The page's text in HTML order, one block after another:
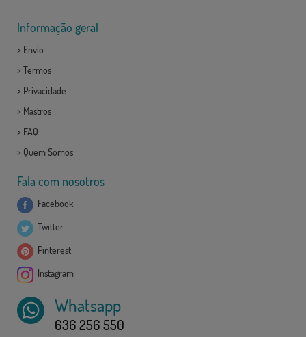
Informação geral
> Envio
> Termos
> Privacidade
> Mastros
> FAQ
> Quem Somos
Fala com nosotros
Facebook
Twitter
Pinterest
Instagram
Whatsapp
636 256 550